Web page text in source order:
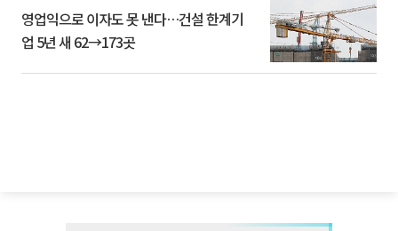
영업익으로 이자도 못 낸다…건설 한계기
업 5년 새 62→173곳